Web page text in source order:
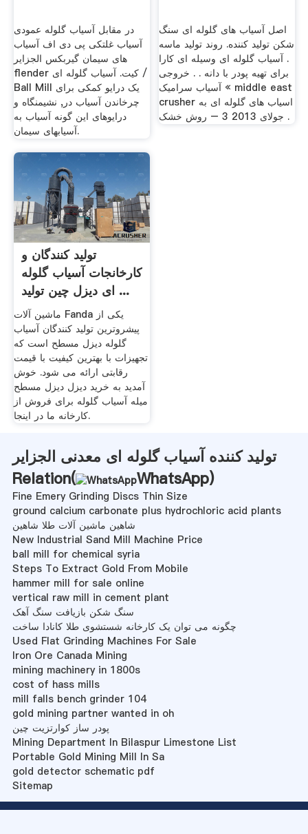
در مقابل آسیاب گلوله عمودی
آسیاب غلتکی پی دی اف آسیاب
های سیمان گیربکس الجزایر
flender کیت. آسیاب گلوله ای /
Ball Mill یک درایو کمکی برای
چرخاندن آسیاب در, نشیمنگاه و
درایوهای این گونه آسیاب به
آسیابهای سیمان.
اصل آسیاب های گلوله ای سنگ
شکن تولید کننده. روند تولید ماسه
. آسیاب گلوله ای وسیله ای کارا
برای تهیه پودر با دانه . . خروجی
آسیاب سرامیک « middle east
crusher ‫اسیاب های گلوله ای به
روش خشک‬‎ – 3 جولای 2013 .
تولید کنندگان و
کارخانجات آسیاب گلوله
ای دیزل چین تولید ...
ماشین آلات Fanda یکی از
پیشروترین تولید کنندگان آسیاب
گلوله دیزل مسطح است که
تجهیزات با بهترین کیفیت با قیمت
رقابتی ارائه می شود. خوش
آمدید به خرید دیزل دیزل مسطح
میله آسیاب گلوله برای فروش از
کارخانه ما در اینجا.
تولید کننده آسیاب گلوله ای معدنی الجزایر
Relation(
WhatsApp)
Fine Emery Grinding Discs Thin Size
ground calcium carbonate plus hydrochloric acid plants
شاهین ماشین آلات طلا شاهین
New Industrial Sand Mill Machine Price
ball mill for chemical syria
Steps To Extract Gold From Mobile
hammer mill for sale online
vertical raw mill in cement plant
سنگ شکن بازیافت سنگ آهک
چگونه می توان یک کارخانه شستشوی طلا کانادا ساخت
Used Flat Grinding Machines For Sale
Iron Ore Canada Mining
mining machinery in 1800s
cost of hass mills
mill falls bench grinder 104
gold mining partner wanted in oh
پودر ساز کوارتزیت چین
Mining Department In Bilaspur Limestone List
Portable Gold Mining Mill In Sa
gold detector schematic pdf
Sitemap